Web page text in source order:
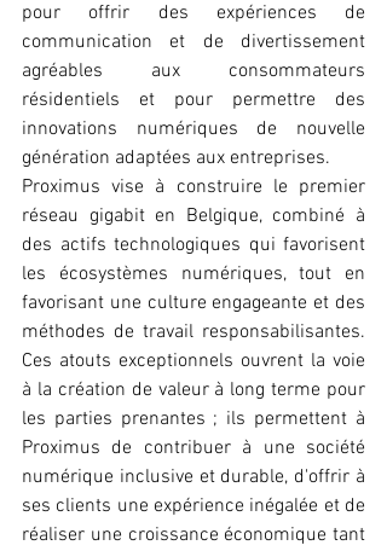
pour offrir des expériences de
communication et de divertissement
agréables aux consommateurs
résidentiels et pour permettre des
innovations numériques de nouvelle
génération adaptées aux entreprises.
Proximus vise à construire le premier
réseau gigabit en Belgique, combiné à
des actifs technologiques qui favorisent
les écosystèmes numériques, tout en
favorisant une culture engageante et des
méthodes de travail responsabilisantes.
Ces atouts exceptionnels ouvrent la voie
à la création de valeur à long terme pour
les parties prenantes ; ils permettent à
Proximus de contribuer à une société
numérique inclusive et durable, d'offrir à
ses clients une expérience inégalée et de
réaliser une croissance économique tant